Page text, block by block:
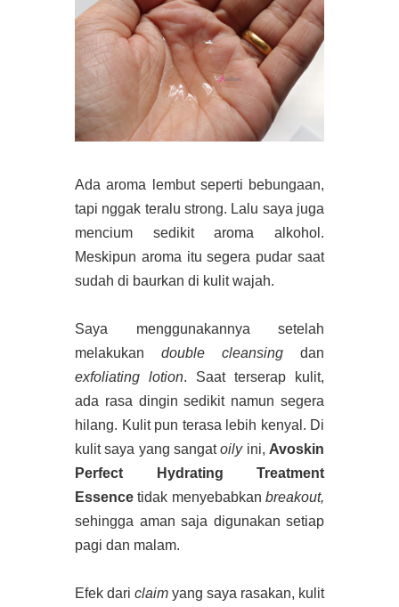
Ada aroma lembut seperti bebungaan,
tapi nggak teralu strong. Lalu saya juga
mencium sedikit aroma alkohol.
Meskipun aroma itu segera pudar saat
sudah di baurkan di kulit wajah.
Saya menggunakannya setelah
melakukan double cleansing dan
exfoliating lotion. Saat terserap kulit,
ada rasa dingin sedikit namun segera
hilang. Kulit pun terasa lebih kenyal. Di
kulit saya yang sangatoilyini, Avoskin
Perfect Hydrating Treatment
Essence tidak menyebabkan breakout,
sehingga aman saja digunakan setiap
pagi dan malam.
Efek dari claim yang saya rasakan, kulit